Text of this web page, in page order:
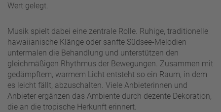
Wert gelegt.
Musik spielt dabei eine zentrale Rolle. Ruhige, traditionelle
hawaiianische Klänge oder sanfte Südsee-Melodien
untermalen die Behandlung und unterstützen den
gleichmäßigen Rhythmus der Bewegungen. Zusammen mit
gedämpftem, warmem Licht entsteht so ein Raum, in dem
es leicht fällt, abzuschalten. Viele Anbieterinnen und
Anbieter ergänzen das Ambiente durch dezente Dekoration,
die an die tropische Herkunft erinnert.